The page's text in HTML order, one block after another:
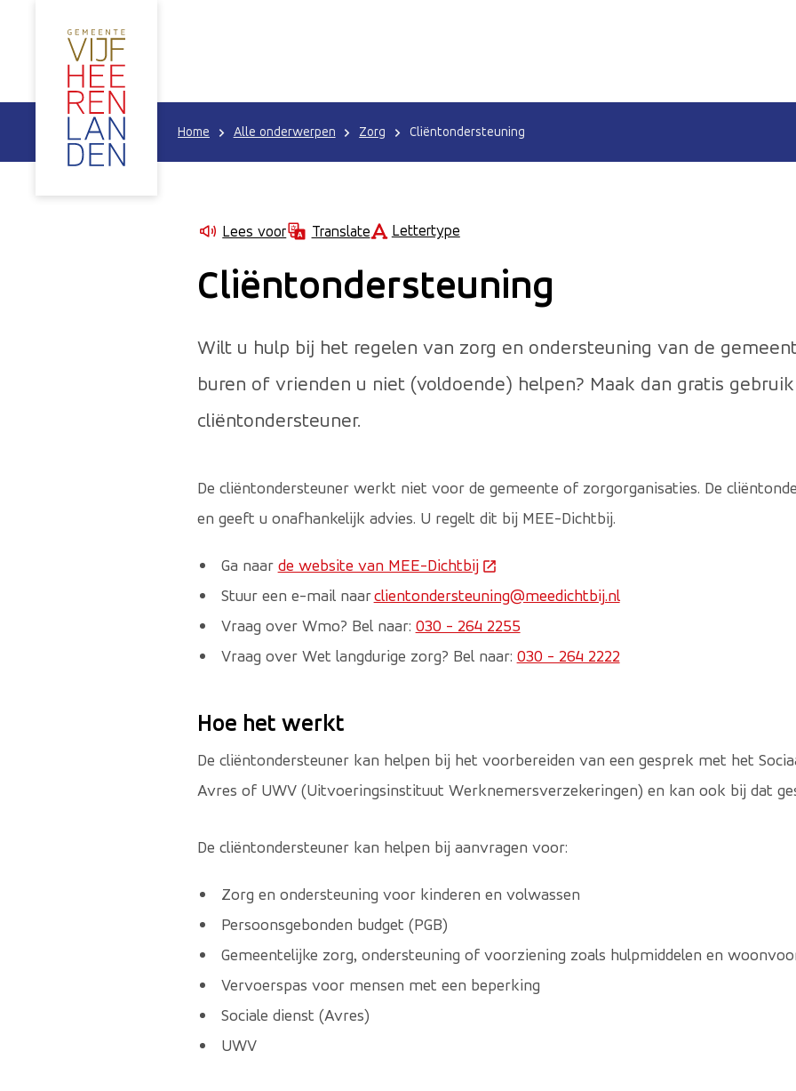
Home Alle onderwerpen Zorg Cliëntondersteuning
Lees voor Translate Lettertype
Cliëntondersteuning
Wilt u hulp bij het regelen van zorg en ondersteuning van de
buren of vrienden u niet (voldoende) helpen? Maak dan gratis
cliëntondersteuner.
De cliëntondersteuner werkt niet voor de gemeente of zorgorganisaties. De
en geeft u onafhankelijk advies. U regelt dit bij MEE-Dichtbij.
Ga naar de website van MEE-Dichtbij(Deze link gaat naar een externe website)
Stuur een e-mail naarclientondersteuning@meedichtbij.nl
Vraag over Wmo? Bel naar: 030 - 264 2255
Vraag over Wet langdurige zorg? Bel naar: 030 - 264 2222
Hoe het werkt
De cliëntondersteuner kan helpen bij het voorbereiden van een gesprek met het
Avres of UWV (Uitvoeringsinstituut Werknemersverzekeringen) en kan ook bij dat
De cliëntondersteuner kan helpen bij aanvragen voor:
Zorg en ondersteuning voor kinderen en volwassen
Persoonsgebonden budget (PGB)
Gemeentelijke zorg, ondersteuning of voorziening zoals hulpmiddelen en
Vervoerspas voor mensen met een beperking
Sociale dienst (Avres)
UWV